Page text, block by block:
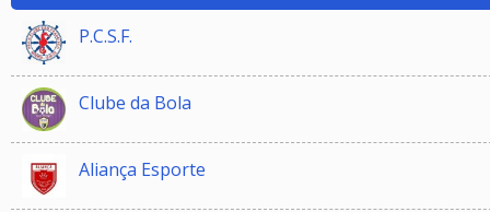
P.C.S.F.
Clube da Bola
Aliança Esporte